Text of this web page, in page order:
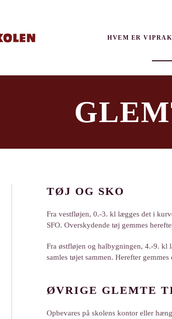
HVEM ER VI
TØJ OG SKO
Fra vestfløjen, 0.-3. kl lægges det i
SFO. Overskydende tøj gemmes
Fra østfløjen og halbygningen, 4.-9. kl
samles tøjet sammen. Herefter
ØVRIGE GLEMTE
Opbevares på skolens kontor eller